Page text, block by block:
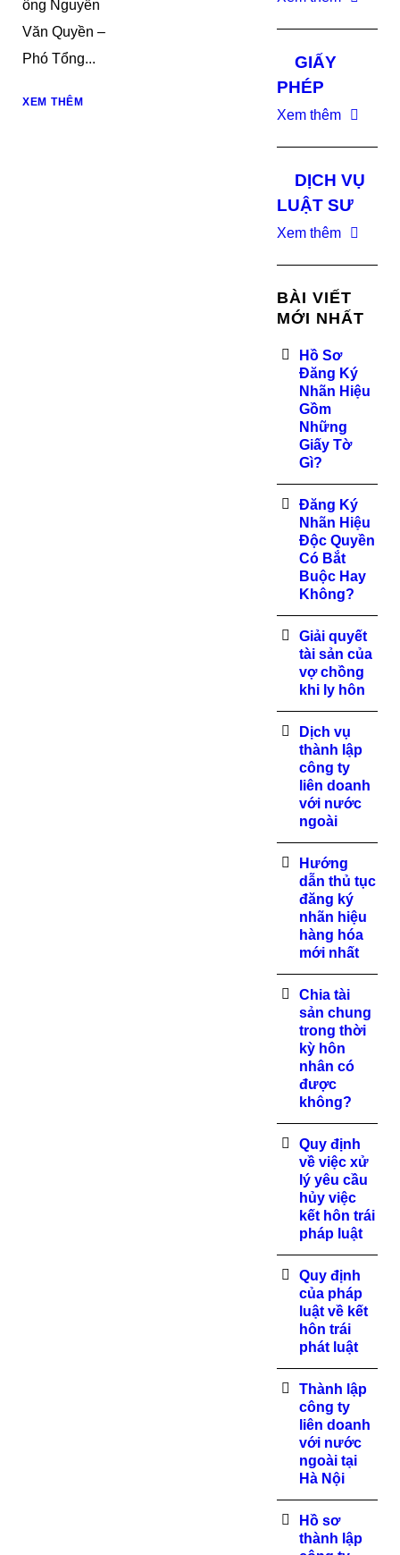
ông Nguyễn
Văn Quyền –
Phó Tổng...
XEM THÊM
GIẤY
PHÉP
Xem thêm
DỊCH VỤ
LUẬT SƯ
Xem thêm
BÀI VIẾT
MỚI NHẤT
Hồ Sơ
Đăng Ký
Nhãn Hiệu
Gồm
Những
Giấy Tờ
Gì?
Đăng Ký
Nhãn Hiệu
Độc Quyền
Có Bắt
Buộc Hay
Không?
Giải quyết
tài sản của
vợ chồng
khi ly hôn
Dịch vụ
thành lập
công ty
liên doanh
với nước
ngoài
Hướng
dẫn thủ tục
đăng ký
nhãn hiệu
hàng hóa
mới nhất
Chia tài
sản chung
trong thời
kỳ hôn
nhân có
được
không?
Quy định
về việc xử
lý yêu cầu
hủy việc
kết hôn trái
pháp luật
Quy định
của pháp
luật về kết
hôn trái
phát luật
Thành lập
công ty
liên doanh
với nước
ngoài tại
Hà Nội
Hồ sơ
thành lập